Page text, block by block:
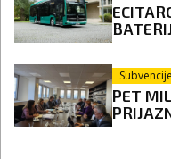
Subvencije
PET